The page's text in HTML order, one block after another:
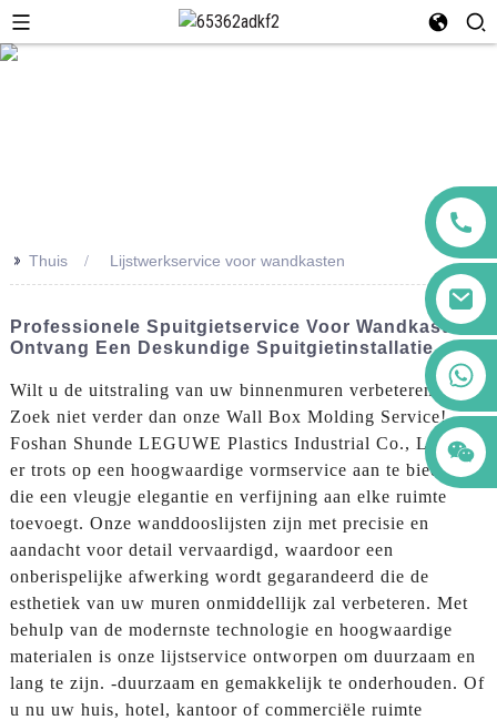
>> Thuis Lijstwerkservice voor wandkasten
Professionele Spuitgietservice Voor Wandkasten:
Ontvang Een Deskundige Spuitgietinstallatie
Wilt u de uitstraling van uw binnenmuren verbeteren?
Zoek niet verder dan onze Wall Box Molding Service!
Foshan Shunde LEGUWE Plastics Industrial Co., Ltd. is
er trots op een hoogwaardige vormservice aan te bieden
die een vleugje elegantie en verfijning aan elke ruimte
toevoegt. Onze wanddooslijsten zijn met precisie en
aandacht voor detail vervaardigd, waardoor een
onberispelijke afwerking wordt gegarandeerd die de
esthetiek van uw muren onmiddellijk zal verbeteren. Met
behulp van de modernste technologie en hoogwaardige
materialen is onze lijstservice ontworpen om duurzaam en
lang te zijn. -duurzaam en gemakkelijk te onderhouden. Of
u nu uw huis, hotel, kantoor of commerciële ruimte